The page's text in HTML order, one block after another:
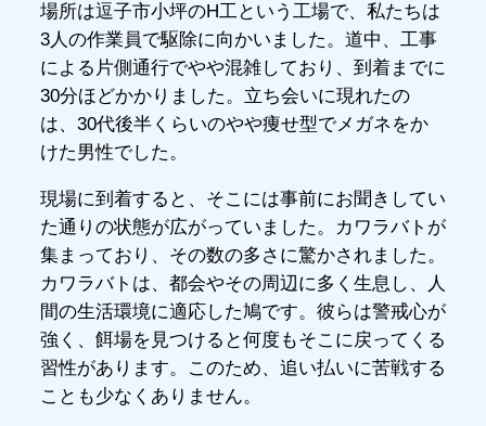
場所は逗子市小坪のH工という工場で、私たちは
3人の作業員で駆除に向かいました。道中、工事
による片側通行でやや混雑しており、到着までに
30分ほどかかりました。立ち会いに現れたの
は、30代後半くらいのやや痩せ型でメガネをか
けた男性でした。
現場に到着すると、そこには事前にお聞きしてい
た通りの状態が広がっていました。カワラバトが
集まっており、その数の多さに驚かされました。
カワラバトは、都会やその周辺に多く生息し、人
間の生活環境に適応した鳩です。彼らは警戒心が
強く、餌場を見つけると何度もそこに戻ってくる
習性があります。このため、追い払いに苦戦する
ことも少なくありません。